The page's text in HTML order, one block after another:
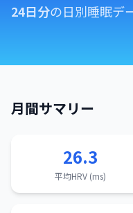
24日分の日別睡眠デ
月間サマリー
26.3
平均HRV (ms)